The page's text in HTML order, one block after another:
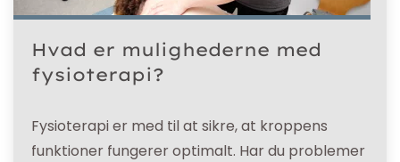
Hvad er mulighederne med
fysioterapi?
Fysioterapi er med til at sikre, at kroppens
funktioner fungerer optimalt. Har du problemer